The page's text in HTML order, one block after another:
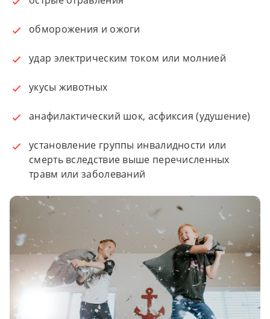
обморожения и ожоги
удар электрическим током или молнией
укусы животных
анафилактический шок, асфиксия (удушение)
установление группы инвалидности или
смерть вследствие выше перечисленных
травм или заболеваний